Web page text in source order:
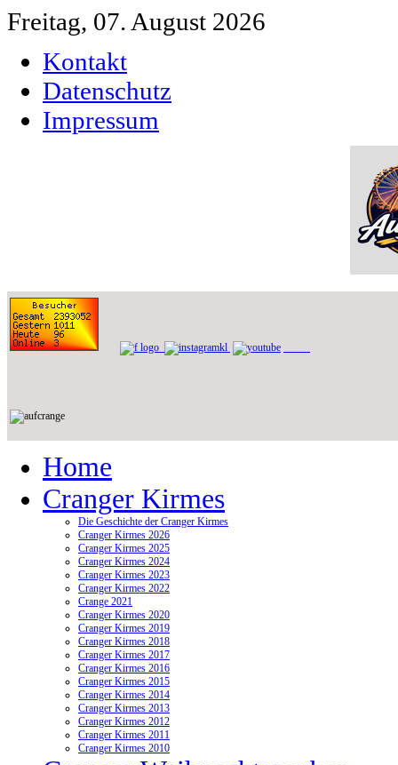
Freitag, 07. August 2026
Kontakt
Datenschutz
Impressum
Home
Cranger Kirmes
Die Geschichte der Cranger Kirmes
Cranger Kirmes 2026
Cranger Kirmes 2025
Cranger Kirmes 2024
Cranger Kirmes 2023
Cranger Kirmes 2022
Crange 2021
Cranger Kirmes 2020
Cranger Kirmes 2019
Cranger Kirmes 2018
Cranger Kirmes 2017
Cranger Kirmes 2016
Cranger Kirmes 2015
Cranger Kirmes 2014
Cranger Kirmes 2013
Cranger Kirmes 2012
Cranger Kirmes 2011
Cranger Kirmes 2010